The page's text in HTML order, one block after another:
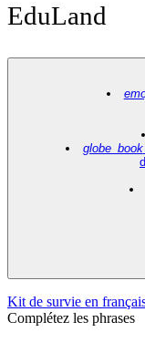
EduLand
globe_book
Kit de survie en
Complétez les phrases